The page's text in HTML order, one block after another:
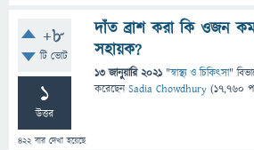
+8
টি ভোট
1
উত্তর
422বার দেখা হয়েছে
দাঁত ব্রাশ করা কি ওজন
সহায়ক?
13 জানুয়ারি 2021 "স্বাস্থ্য ও চিকিৎসা"
করেছেনSadia Chowdhury (17,760